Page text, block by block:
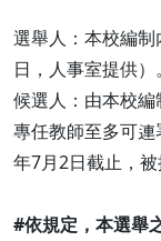
選舉人：本校編
日，人事室提供）。
候選人：由本校
專任教師至多可
年7月2日截止，被
#依規定，本選舉